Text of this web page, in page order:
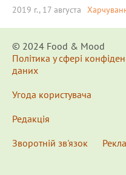
2019 г., 17 августа
© 2024 Food & Мood
Політика у сфері
даних
Угода користувача
Редакція
Зворотній зв'язок